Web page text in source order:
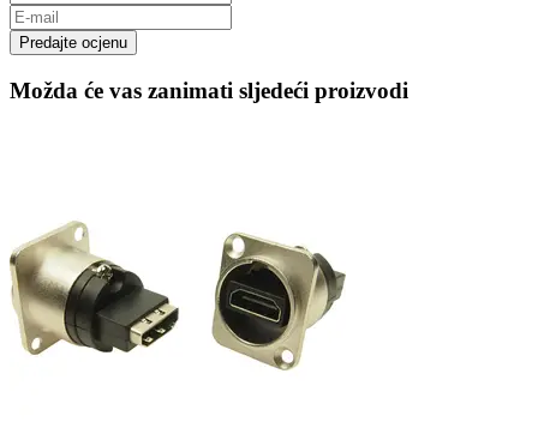
Predajte ocjenu
Možda će vas zanimati sljedeći proizvodi